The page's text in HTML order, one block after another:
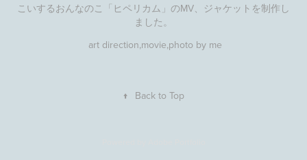
こいするおんなのこ「ヒペリカム」のMV、ジャケットを制作し
ました。
art direction,movie,photo by me
↑ Back to Top